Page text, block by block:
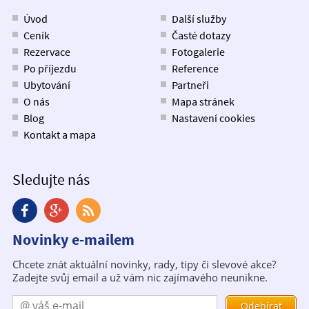
Úvod
Ceník
Rezervace
Po příjezdu
Ubytování
O nás
Blog
Kontakt a mapa
Další služby
Časté dotazy
Fotogalerie
Reference
Partneři
Mapa stránek
Nastavení cookies
Sledujte nás
Novinky e-mailem
Chcete znát aktuální novinky, rady, tipy či slevové akce?
Zadejte svůj email a už vám nic zajímavého neunikne.